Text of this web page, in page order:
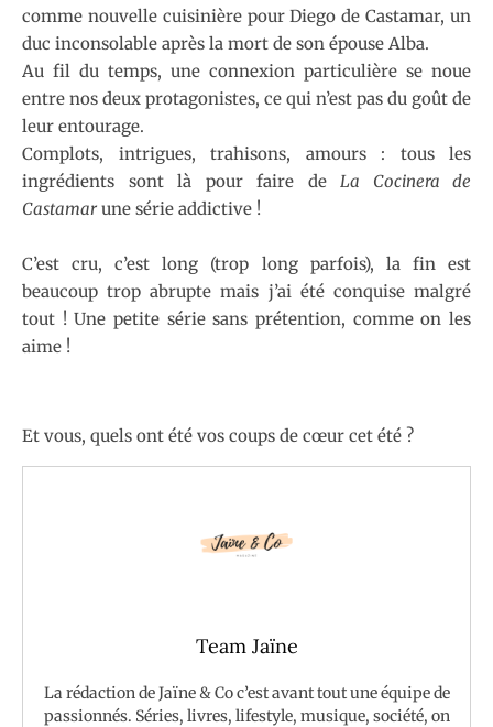
comme nouvelle cuisinière pour Diego de Castamar, un
duc inconsolable après la mort de son épouse Alba.
Au fil du temps, une connexion particulière se noue
entre nos deux protagonistes, ce qui n’est pas du goût de
leur entourage.
Complots, intrigues, trahisons, amours : tous les
ingrédients sont là pour faire de La Cocinera de
Castamar une série addictive !
C’est cru, c’est long (trop long parfois), la fin est
beaucoup trop abrupte mais j’ai été conquise malgré
tout ! Une petite série sans prétention, comme on les
aime !
Et vous, quels ont été vos coups de cœur cet été ?
Team Jaïne
La rédaction de Jaïne & Co c’est avant tout une équipe de
passionnés. Séries, livres, lifestyle, musique, société, on